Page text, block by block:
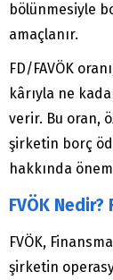
bölünmesiyle
amaçlanır.
FD/FAVÖK
kârıyla ne
verir. Bu oran,
şirketin borç
hakkında
FVÖK Nedir?
FVÖK,
şirketin